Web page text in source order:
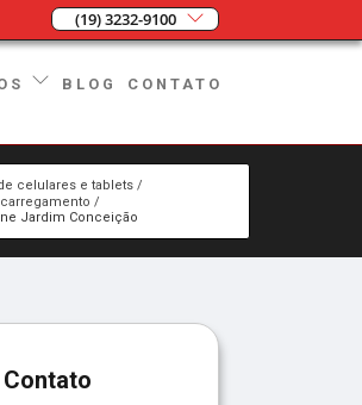
(19) 3232-9100
BLOG CONTATO
celulares e tablets
Jardim Conceição